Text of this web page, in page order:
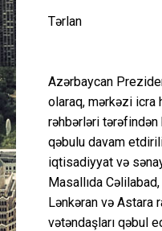
Tərlan
Azərbaycan
olaraq, mərkəzi icra
rəhbərləri tərəfindən
qəbulu davam
iqtisadiyyat və
Masallıda Cəlilabad,
Lənkəran və Astara
vətəndaşları qəbul